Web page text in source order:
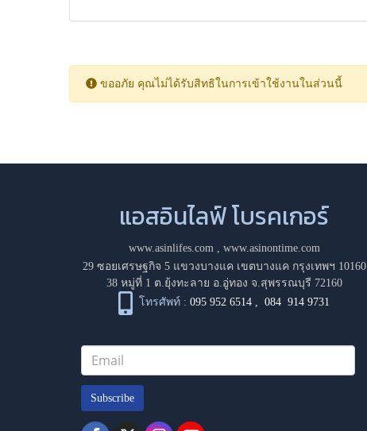
ขออภัย คุณไม่ได้รับสิทธิในการเข้าใช้งานในส่วนนี้
แอสอินไลฟ์ โบรคเกอร์
www.asinlifes.com, www.asinontime.com
29 ซอยเศรษฐกิจ 5 แขวงบางแค เขตบางแค กรุงเทพฯ 10160
38 หมู่ที่ 1 ต.ยุ้งทะลาย อ.อู่ทอง จ.สุพรรณบุรี 72160
โทรศัพท์ : 095 952 6514 ,084 914 9731
Subscribe